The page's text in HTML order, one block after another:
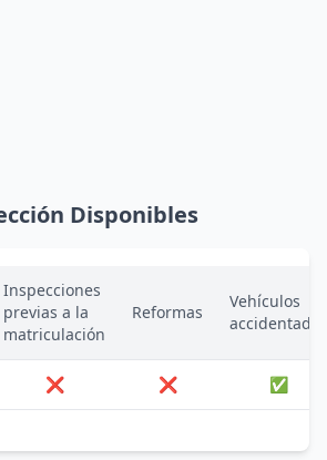
Disponibles
Inspecciones
previas a la
matriculación
Reformas
Vehículos
accidentados
❌ ❌ ✅